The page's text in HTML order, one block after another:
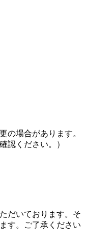
の場合があります。
認ください。）
だいております。そ
す。ご了承ください